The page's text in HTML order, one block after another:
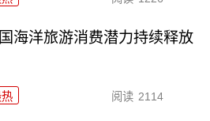
海洋旅游消费潜力持续释放
阅读 2114